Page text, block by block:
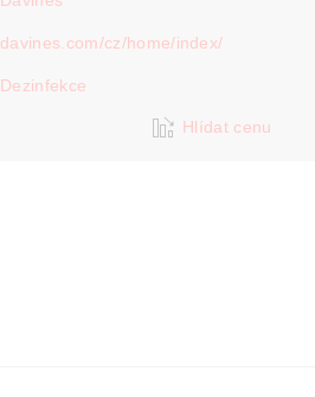
davines.com/cz/home/index/
Dezinfekce
Hlídat cenu